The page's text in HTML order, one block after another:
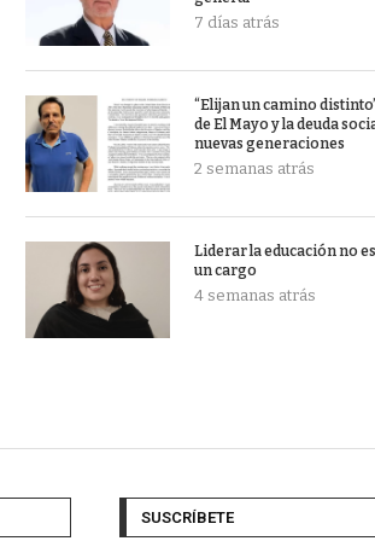
7 días atrás
“Elijan un camino
de El Mayo y la deuda
nuevas generaciones
2 semanas atrás
Liderar la educación no
un cargo
4 semanas atrás
SUSCRÍBETE